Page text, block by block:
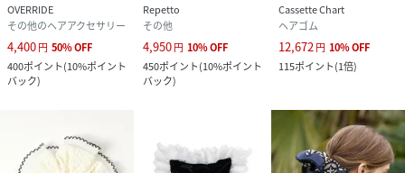
OVERRIDE
その他のヘアアクセサリー
4,400円 50%OFF
400ポイント(10%ポイント
バック)
Repetto
その他
4,950円 10%OFF
450ポイント(10%ポイント
バック)
Cassette Chart
ヘアゴム
12,672 円 10%OFF
115ポイント(1倍)